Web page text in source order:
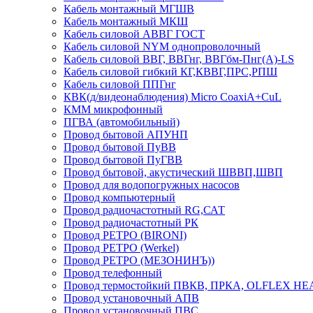
Кабель монтажный МГШВ
Кабель монтажный МКШ
Кабель силовой АВВГ ГОСТ
Кабель силовой NYM однопроволочный
Кабель силовой ВВГ, ВВГнг, ВВГбм-Пнг(А)-LS
Кабель силовой гибкий КГ,КВВГ,ПРС,РПШ
Кабель силовой ППГнг
КВК(д/видеонаблюдения) Micro CoaxiA+CuL
КММ микрофонный
ПГВА (автомобильный)
Провод бытовой АПУНП
Провод бытовой ПуВВ
Провод бытовой ПуГВВ
Провод бытовой, акустический ШВВП,ШВП
Провод для водопогружных насосов
Провод компьютерный
Провод радиочастотный RG,САТ
Провод радиочастотный РК
Провод РЕТРО (BIRONI)
Провод РЕТРО (Werkel)
Провод РЕТРО (МЕЗОНИНЪ))
Провод телефонный
Провод термостойкий ПВКВ, ПРКА, OLFLEX
Провод установочный АПВ